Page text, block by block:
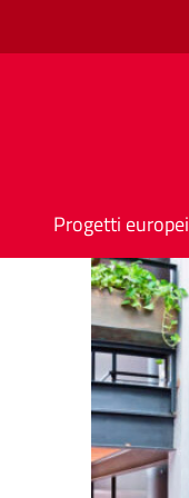
Progetti europei